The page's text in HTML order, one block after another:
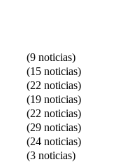
(9 noticias)
(15 noticias)
(22 noticias)
(19 noticias)
(22 noticias)
(29 noticias)
(24 noticias)
(3 noticias)